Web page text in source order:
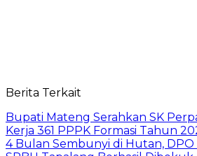
Berita Terkait
Bupati Mateng Serahkan SK
Kerja 361 PPPK Formasi Tahun
4 Bulan Sembunyi di Hutan,